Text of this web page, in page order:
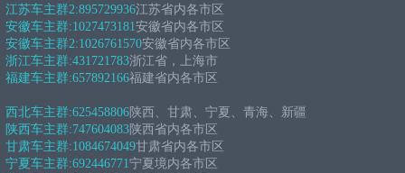
江苏车主群2:895729936江苏省内各市区
安徽车主群:1027473181安徽省内各市区
安徽车主群2:1026761570安徽省内各市区
浙江车主群:431721783浙江省，上海市
福建车主群:657892166福建省内各市区
西北车主群:625458806陕西、甘肃、宁夏、青海、新疆
陕西车主群:747604083陕西省内各市区
甘肃车主群:1084674049甘肃省内各市区
宁夏车主群:692446771宁夏境内各市区